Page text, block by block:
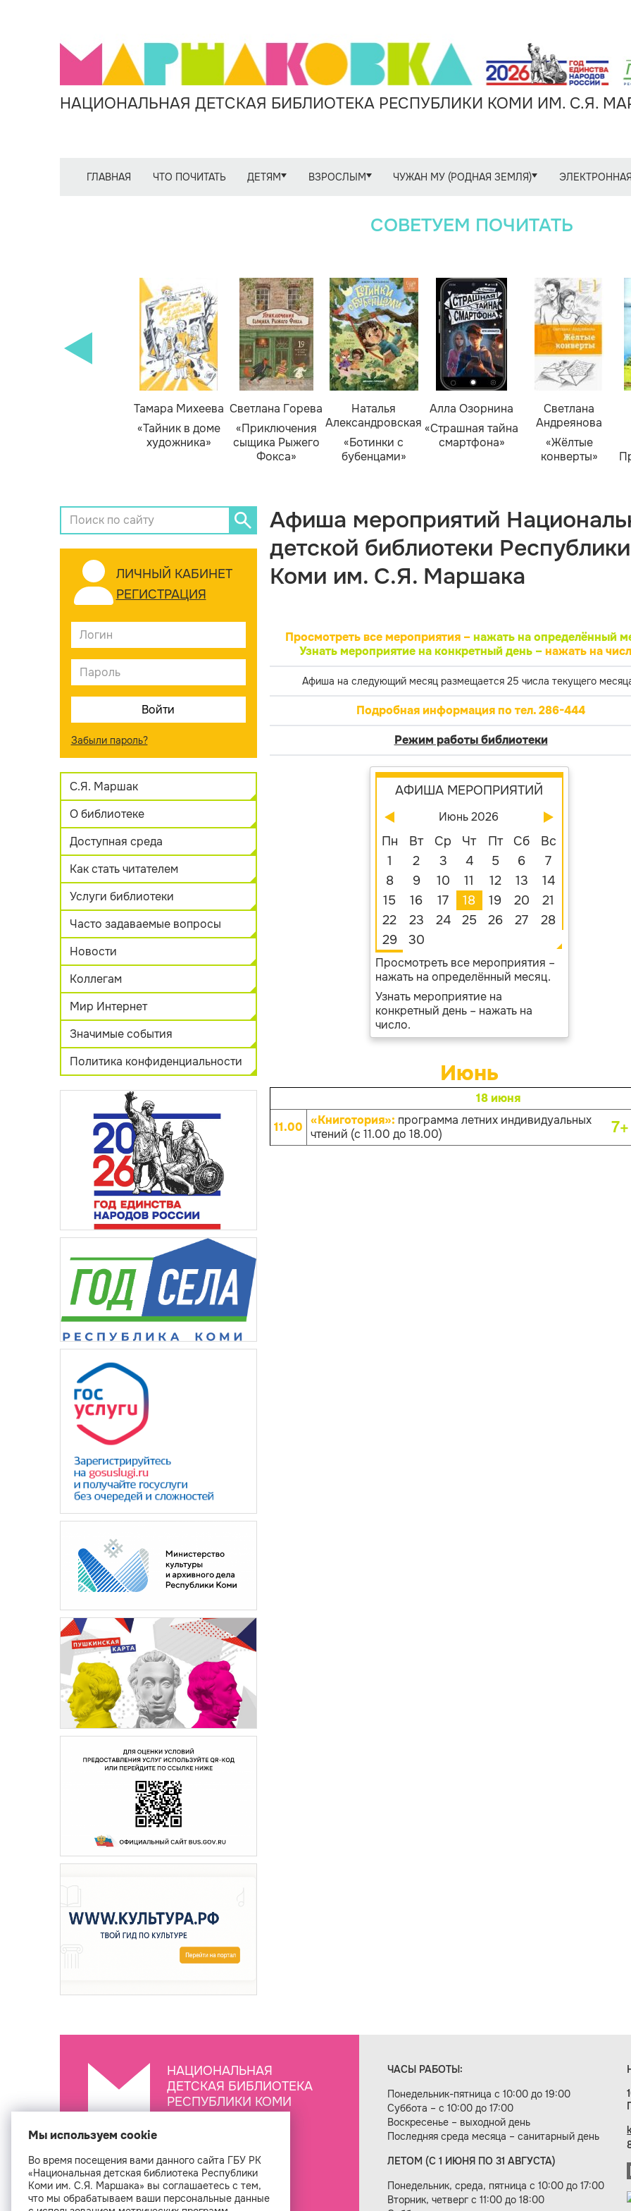
НАЦИОНАЛЬНАЯ ДЕТСКАЯ БИБЛИОТЕКА РЕСПУБЛИКИ КОМИ ИМ. С.Я.
ГЛАВНАЯ ЧТО ПОЧИТАТЬ ДЕТЯМ ВЗРОСЛЫМ ЧУЖАН МУ (РОДНАЯ ЗЕМЛЯ)
СОВЕТУЕМ ПОЧИТАТЬ
Тамара Михеева
«Тайник в доме
художника»
Светлана Горева
«Приключения
сыщика Рыжего
Фокса»
Наталья
Александровская
«Ботинки с
бубенцами»
Алла Озорнина
«Страшная тайна
смартфона»
Светлана
Андреянова
«Жёлтые
конверты»
ЛИЧНЫЙ КАБИНЕТ
РЕГИСТРАЦИЯ
Забыли пароль?
С.Я. Маршак
О библиотеке
Доступная среда
Как стать читателем
Услуги библиотеки
Часто задаваемые вопросы
Новости
Коллегам
Мир Интернет
Значимые события
Политика конфиденциальности
Афиша мероприятий
детской библиотеки Республики
Коми им. С.Я. Маршака
Просмотреть все мероприятия – нажать на определённый
Узнать мероприятие на конкретный день –нажать на
Афиша на следующий месяц размещается 25 числа текущего
Подробная информация по тел. 286-444
Режим работы библиотеки
АФИША МЕРОПРИЯТИЙ
Июнь 2026
Пн Вт Ср Чт Пт Сб
Вс
1
2 3 4 5 6
7
8
9 10 11 12 13
14
15
16 17 18 19 20
21
22
23 24 25 26 27
28
29
30
Просмотреть все мероприятия –
нажать на определённый месяц.
Узнать мероприятие на
конкретный день – нажать на
число.
Июнь
18 июня
11.00 «Книготория»: программа летних индивидуальных
чтений (с 11.00 до 18.00)
7+
НАЦИОНАЛЬНАЯ
ДЕТСКАЯ БИБЛИОТЕКА
РЕСПУБЛИКИ КОМИ
ЧАСЫ РАБОТЫ:
Понедельник-пятница с 10:00 до 19:00
Суббота – с 10:00 до 17:00
Воскресенье – выходной день
Последняя среда месяца – санитарный день
ЛЕТОМ (С 1 ИЮНЯ ПО 31 АВГУСТА)
Понедельник, среда, пятница с 10:00 до 17:00
Вторник, четверг с 11:00 до 18:00
Создание сайта — веб-студия «Цифровой век»
Мы используем cookie
Во время посещения вами данного сайта ГБУ РК
«Национальная детская библиотека Республики
Коми им. С.Я. Маршака» вы соглашаетесь с тем,
что мы обрабатываем ваши персональные данные